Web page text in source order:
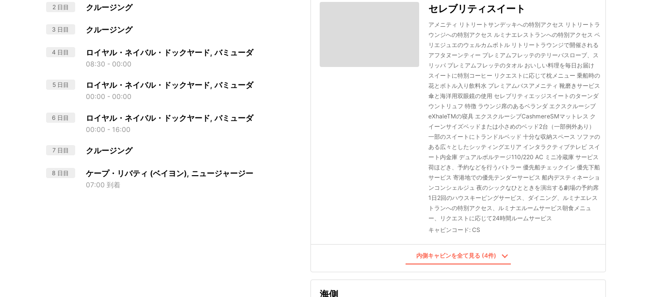
2 日目 クルージング
3 日目 クルージング
4 日目 ロイヤル・ネイバル・ドックヤード, バミューダ
08:30 - 00:00
5 日目 ロイヤル・ネイバル・ドックヤード, バミューダ
00:00 - 00:00
6 日目 ロイヤル・ネイバル・ドックヤード, バミューダ
00:00 - 16:00
7 日目 クルージング
8 日目 ケープ・リバティ (ベイヨン), ニュージャージー
07:00 到着
セレブリティスイート
アメニティ リトリートサンデッキへの特別アクセス リトリートラ
ウンジへの特別アクセス ルミナエレストランへの特別アクセス ペ
リエジュエのウェルカムボトル リトリートラウンジで開催される
アフタヌーンティー プレミアムフレッテのテリーバスローブ、ス
リッパ プレミアムフレッテのタオル おいしい料理を毎日お届け
スイートに特別コーヒー リクエストに応じて枕メニュー 乗船時の
花とボトル入り飲料水 プレミアムバスアメニティ 靴磨きサービス
傘と海洋用双眼鏡の使用 セレブリティエッジスイートのターンダ
ウントリュフ 特徴 ラウンジ席のあるベランダ エクスクルーシブ
eXhaleTMの寝具 エクスクルーシブCashmereSMマットレス ク
イーンサイズベッドまたは小さめのベッド2台（一部例外あり）
一部のスイートにトランドルベッド 十分な収納スペース ソファの
ある広々としたシッティングエリア インタラクティブテレビ スイ
ート内金庫 デュアルボルテージ110/220 AC ミニ冷蔵庫 サービス
荷ほどき、予約などを行うバトラー 優先船チェックイン 優先下船
サービス 寄港地での優先テンダーサービス 船内デスティネーショ
ンコンシェルジュ 夜のシックなひとときを演出する劇場の予約席
1日2回のハウスキーピングサービス、ダイニング、ルミナエレス
トランへの特別アクセス、ルミナエルームサービス朝食メニュ
ー、リクエストに応じて24時間ルームサービス
キャビンコード: CS
内側キャビンを全て見る (4件)
海側